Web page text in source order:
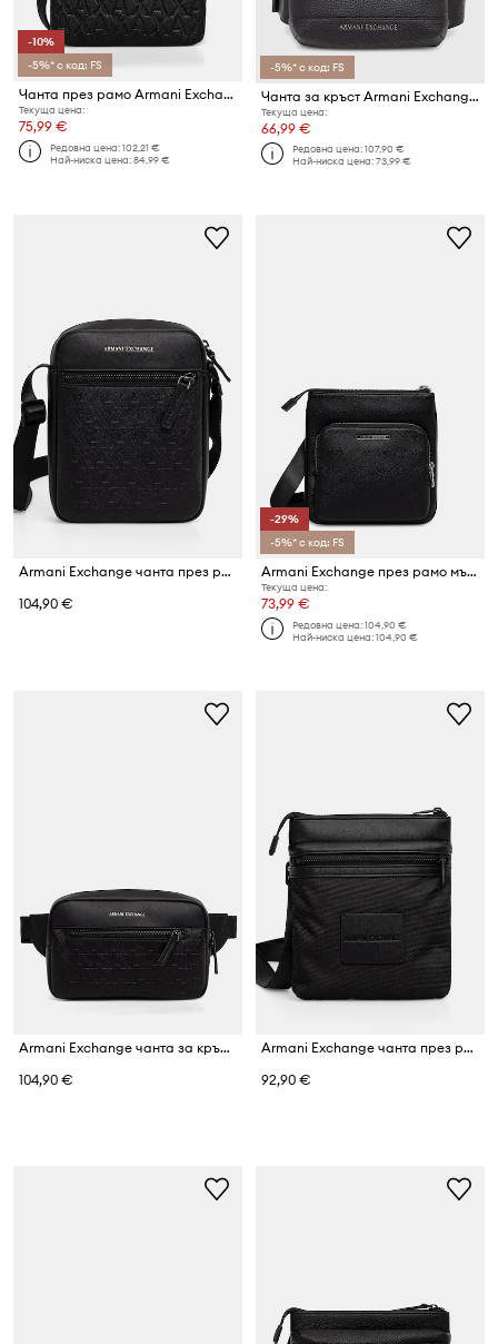
-10%
-5%* с код: FS
Чанта през рамо Armani Exchange
Текуща цена:
75,99 €
Редовна цена:102,21 €
Най-ниска цена:84,99 €
-5%* с код: FS
Чанта за кръст Armani Exchange
Текуща цена:
66,99 €
Редовна цена:107,90 €
Най-ниска цена:73,99 €
Armani Exchange чанта през рамо мъжка
104,90 €
-29%
-5%* с код: FS
Armani Exchange през рамо мъжка
Текуща цена:
73,99 €
Редовна цена:104,90 €
Най-ниска цена:104,90 €
Armani Exchange чанта за кръста мъжка
104,90 €
Armani Exchange чанта през рамо мъжка
92,90 €